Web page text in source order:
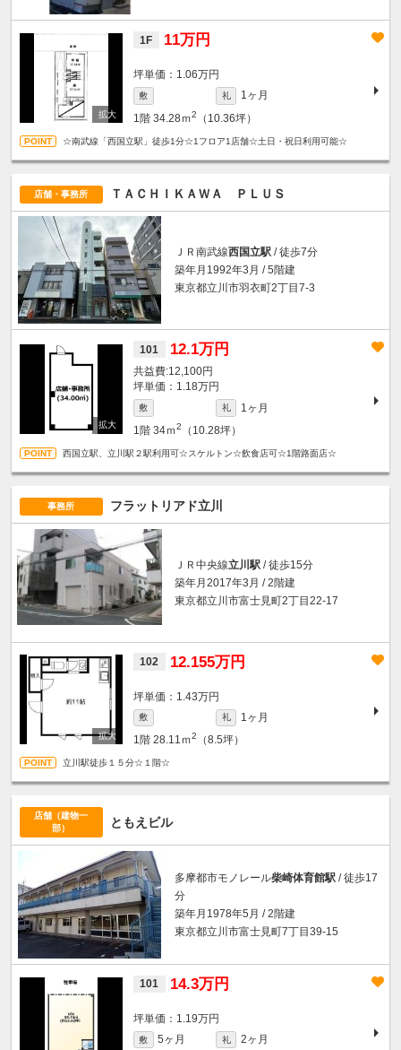
1F 11万円
坪単価：1.06万円
敷 礼
1ヶ月
1階 34.28ｍ2 （10.36坪）
☆南武線「西国立駅」徒歩1分☆1フロア1店舗☆土日・祝日利用可能☆
店舗・事務所 ＴＡＣＨＩＫＡＷＡ ＰＬＵＳ
ＪＲ南武線西国立駅 / 徒歩7分
築年月1992年3月 / 5階建
東京都立川市羽衣町2丁目7-3
101 12.1万円
12,100円
坪単価：1.18万円
敷 礼
1ヶ月
1階 34ｍ2 （10.28坪）
西国立駅、立川駅２駅利用可☆スケルトン☆飲食店可☆1階路面店☆
事務所 フラットリアド立川
ＪＲ中央線立川駅 / 徒歩15分
築年月2017年3月 / 2階建
東京都立川市富士見町2丁目22-17
102 12.155万円
坪単価：1.43万円
敷 礼
1ヶ月
1階 28.11ｍ2 （8.5坪）
立川駅徒歩１５分☆１階☆
店舗（建物一
部）
ともえビル
多摩都市モノレール柴崎体育館駅 / 徒歩17
分
築年月1978年5月 / 2階建
東京都立川市富士見町7丁目39-15
101 14.3万円
坪単価：1.19万円
敷 5ヶ月 礼
2ヶ月